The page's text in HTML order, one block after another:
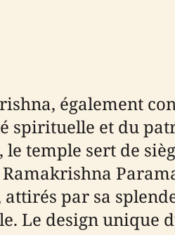
également
spirituelle et du
le temple sert de
attirés par sa
Le design unique